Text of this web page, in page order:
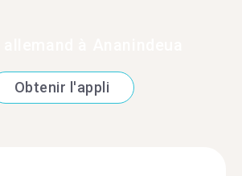
Obtenir l'appli